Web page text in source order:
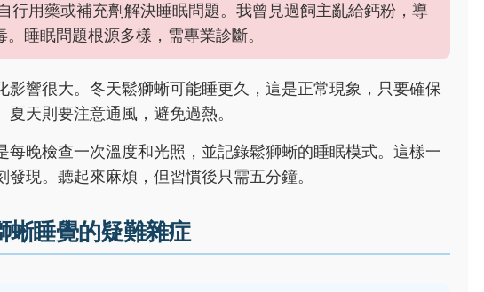
行用藥或補充劑解決睡眠問題。我曾見過飼主亂給鈣粉，導
。睡眠問題根源多樣，需專業診斷。
影響很大。冬天鬆獅蜥可能睡更久，這是正常現象，只要確保
夏天則要注意通風，避免過熱。
每晚檢查一次溫度和光照，並記錄鬆獅蜥的睡眠模式。這樣一
發現。聽起來麻煩，但習慣後只需五分鐘。
蜥睡覺的疑難雜症